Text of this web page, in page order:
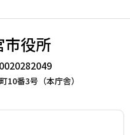
市役所
番3号（本庁舎）